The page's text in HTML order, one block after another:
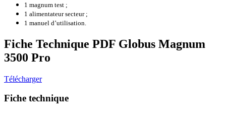
1 magnum test ;
1 alimentateur secteur ;
1 manuel d’utilisation.
Fiche Technique PDF Globus Magnum
3500 Pro
Télécharger
Fiche technique